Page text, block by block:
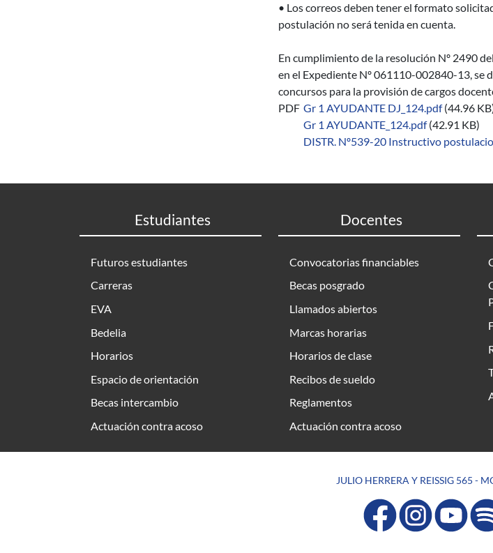
• Los correos deben tener el formato
postulación no será tenida en cuenta.
En cumplimiento de la resolución Nº 2490
en el Expediente Nº 061110-002840-13, se
concursos para la provisión de cargos
PDF Gr 1 AYUDANTE DJ_124.pdf (44.96
Gr 1 AYUDANTE_124.pdf (42.91 KB)
DISTR. Nº539-20 Instructivo
Estudiantes
Futuros estudiantes
Carreras
EVA
Bedelia
Horarios
Espacio de orientación
Becas intercambio
Actuación contra acoso
Docentes
Convocatorias financiables
Becas posgrado
Llamados abiertos
Marcas horarias
Horarios de clase
Recibos de sueldo
Reglamentos
Actuación contra acoso
JULIO HERRERA Y REISSIG 565 -